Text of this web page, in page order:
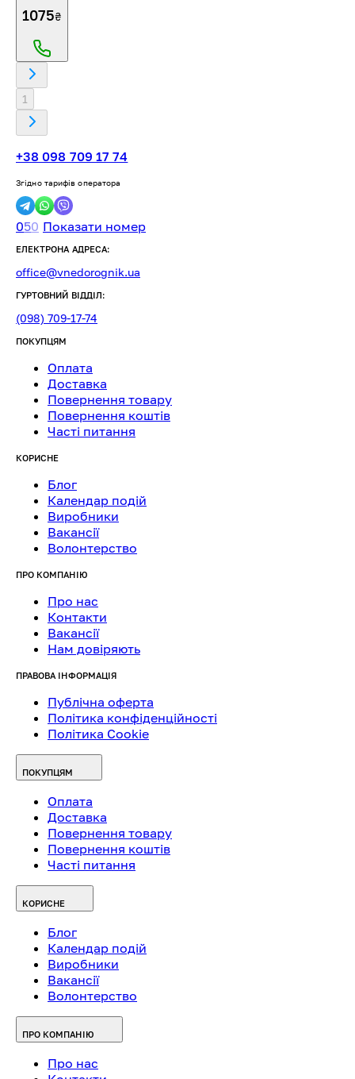
1075₴
1
+38 098 709 17 74
Згідно тарифів оператора
050 Показати номер
ЕЛЕКТРОНА АДРЕСА:
office@vnedorognik.ua
ГУРТОВНИЙ ВІДДІЛ:
(098) 709-17-74
ПОКУПЦЯМ
Оплата
Доставка
Повернення товару
Повернення коштів
Часті питання
КОРИСНЕ
Блог
Календар подій
Виробники
Вакансії
Волонтерство
ПРО КОМПАНІЮ
Про нас
Контакти
Вакансії
Нам довіряють
ПРАВОВА ІНФОРМАЦІЯ
Публічна оферта
Політика конфіденційності
Політика Cookie
ПОКУПЦЯМ
Оплата
Доставка
Повернення товару
Повернення коштів
Часті питання
КОРИСНЕ
Блог
Календар подій
Виробники
Вакансії
Волонтерство
ПРО КОМПАНІЮ
Про нас